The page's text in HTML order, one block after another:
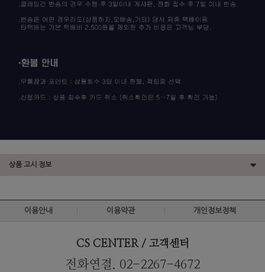
상품 고시 정보
이용안내 이용약관 개인정보정책
CS CENTER / 고객센터
전화연결. 02-2267-4672